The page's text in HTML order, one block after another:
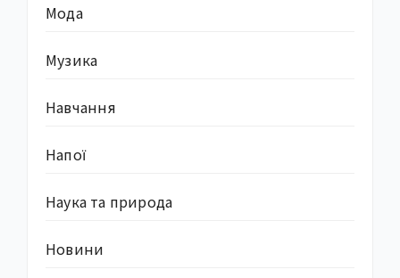
Мода
Музика
Навчання
Напої
Наука та природа
Новини